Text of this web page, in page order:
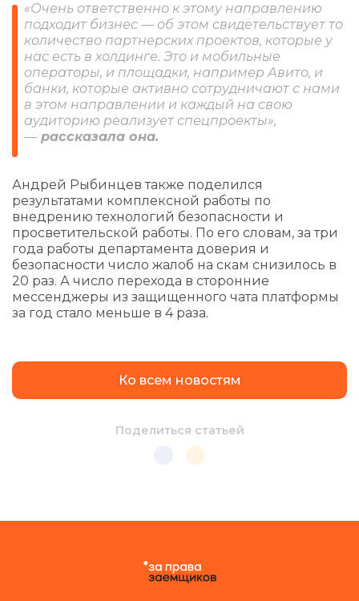
«Очень ответственно к этому направлению
подходит бизнес — об этом свидетельствует то
количество партнерских проектов, которые у
нас есть в холдинге. Это и мобильные
операторы, и площадки, например Авито, и
банки, которые активно сотрудничают с нами
в этом направлении и каждый на свою
аудиторию реализует спецпроекты»,
— рассказала она.
Андрей Рыбинцев также поделился
результатами комплексной работы по
внедрению технологий безопасности и
просветительской работы. По его словам, за три
года работы департамента доверия и
безопасности число жалоб на скам снизилось в
20 раз. А число перехода в сторонние
мессенджеры из защищенного чата платформы
за год стало меньше в 4 раза.
Ко всем новостям
Поделиться статьей